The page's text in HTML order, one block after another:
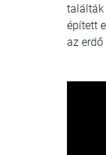
találták
épített
az